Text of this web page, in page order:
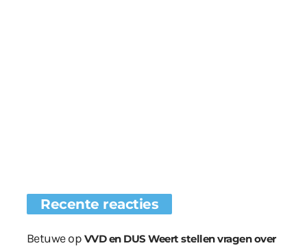
Recente reacties
Betuweop VVD en DUS Weert stellen vragen over